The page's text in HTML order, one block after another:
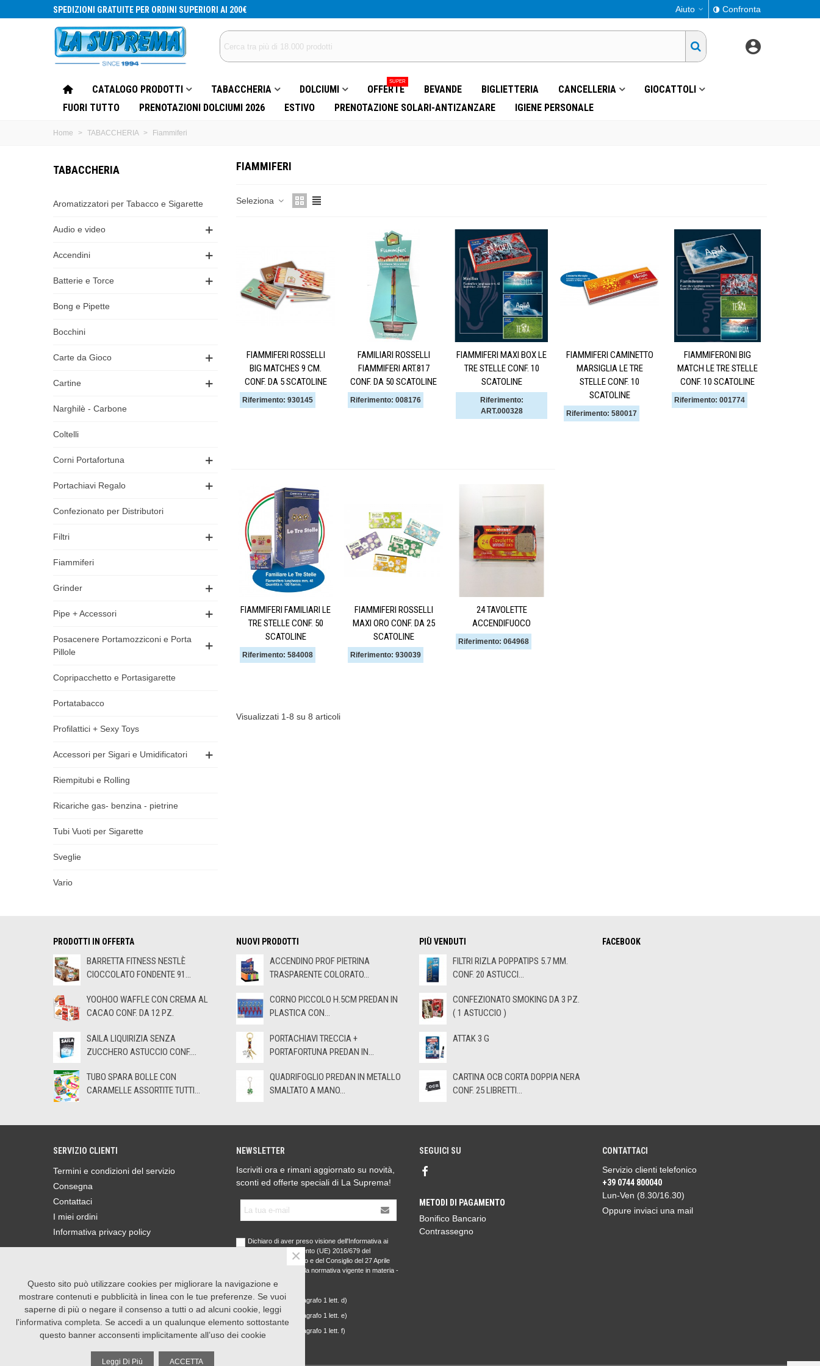
SPEDIZIONI GRATUITE PER ORDINI SUPERIORI AI 200€ Aiuto Confronta
CATALOGO PRODOTTI TABACCHERIA DOLCIUMI OFFERTE
SUPER
BEVANDE BIGLIETTERIA CANCELLERIA
GIOCATTOLI
FUORI TUTTO
PRENOTAZIONI DOLCIUMI 2026 ESTIVO PRENOTAZIONE SOLARI-ANTIZANZARE IGIENE PERSONALE
Home > TABACCHERIA > Fiammiferi
TABACCHERIA
Aromatizzatori per Tabacco e Sigarette
Audio e video
Accendini
Batterie e Torce
Bong e Pipette
Bocchini
Carte da Gioco
Cartine
Narghilè - Carbone
Coltelli
Corni Portafortuna
Portachiavi Regalo
Confezionato per Distributori
Filtri
Fiammiferi
Grinder
Pipe + Accessori
Posacenere Portamozziconi e Porta
Pillole
Copripacchetto e Portasigarette
Portatabacco
Profilattici + Sexy Toys
Accessori per Sigari e Umidificatori
Riempitubi e Rolling
Ricariche gas- benzina - pietrine
Tubi Vuoti per Sigarette
Sveglie
Vario
FIAMMIFERI
Seleziona
FIAMMIFERI ROSSELLI
BIG MATCHES 9 CM.
CONF. DA 5 SCATOLINE
Riferimento: 930145
FAMILIARI ROSSELLI
FIAMMIFERI ART.817
CONF. DA 50 SCATOLINE
Riferimento: 008176
FIAMMIFERI MAXI BOX LE
TRE STELLE CONF. 10
SCATOLINE
Riferimento:
ART.000328
FIAMMIFERI CAMINETTO
MARSIGLIA LE TRE
STELLE CONF. 10
SCATOLINE
Riferimento: 580017
FIAMMIFERONI BIG
MATCH LE TRE STELLE
CONF. 10 SCATOLINE
Riferimento: 001774
FIAMMIFERI FAMILIARI LE
TRE STELLE CONF. 50
SCATOLINE
Riferimento: 584008
FIAMMIFERI ROSSELLI
MAXI ORO CONF. DA 25
SCATOLINE
Riferimento: 930039
24 TAVOLETTE
ACCENDIFUOCO
Riferimento: 064968
Visualizzati 1-8 su 8 articoli
PRODOTTI IN OFFERTA
BARRETTA FITNESS NESTLÈ
CIOCCOLATO FONDENTE 91...
YOOHOO WAFFLE CON CREMA AL
CACAO CONF. DA 12 PZ.
SAILA LIQUIRIZIA SENZA
ZUCCHERO ASTUCCIO CONF....
TUBO SPARA BOLLE CON
CARAMELLE ASSORTITE TUTTI...
NUOVI PRODOTTI
ACCENDINO PROF PIETRINA
TRASPARENTE COLORATO...
CORNO PICCOLO H.5CM PREDAN IN
PLASTICA CON...
PORTACHIAVI TRECCIA +
PORTAFORTUNA PREDAN IN...
QUADRIFOGLIO PREDAN IN METALLO
SMALTATO A MANO...
PIÙ VENDUTI
FILTRI RIZLA POPPATIPS 5.7 MM.
CONF. 20 ASTUCCI...
CONFEZIONATO SMOKING DA 3 PZ.
( 1 ASTUCCIO )
ATTAK 3 G
CARTINA OCB CORTA DOPPIA NERA
CONF. 25 LIBRETTI...
FACEBOOK
SERVIZIO CLIENTI
Termini e condizioni del servizio
Consegna
Contattaci
I miei ordini
Informativa privacy policy
NEWSLETTER
Iscriviti ora e rimani aggiornato su novità,
sconti ed offerte speciali di La Suprema!
Dichiaro di aver preso visione dell'Informativa ai
sensi del Regolamento (UE) 2016/679 del
Parlamento Europeo e del Consiglio del 27 Aprile
2016 (GDPR) e della normativa vigente in materia -
Leggi l'Informativa
Finalità di cui al paragrafo 1 lett. d)
Finalità di cui al paragrafo 1 lett. e)
Finalità di cui al paragrafo 1 lett. f)
SEGUICI SU
METODI DI PAGAMENTO
Bonifico Bancario
Contrassegno
CONTATTACI
Servizio clienti telefonico
+39 0744 800040
Lun-Ven (8.30/16.30)
Oppure inviaci una mail
Questo sito può utilizzare cookies per migliorare la navigazione e
mostrare contenuti e pubblicità in linea con le tue preferenze. Se vuoi
saperne di più o negare il consenso a tutti o ad alcuni cookie, leggi
l'informativa completa . Se accedi a un qualunque elemento sottostante
questo banner acconsenti implicitamente all’uso dei cookie
Leggi Di Più ACCETTA
×